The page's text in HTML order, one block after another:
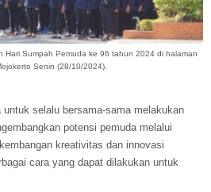
Sumpah Pemuda ke 96 tahun 2024 di halaman
Senin (28/10/2024).
untuk selalu bersama-sama melakukan
potensi pemuda melalui
kreativitas dan innovasi
cara yang dapat dilakukan untuk